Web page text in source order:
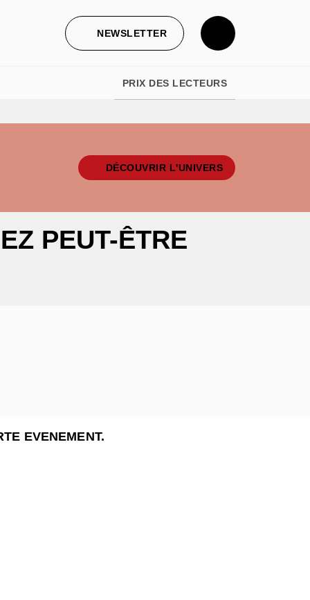
NEWSLETTER
PRIX DES LECTEURS
DÉCOUVRIR L'UNIVERS
PEUT-ÊTRE
EVENEMENT.